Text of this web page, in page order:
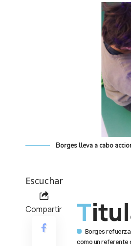
Borges lleva a cabo
Escuchar
Compartir
Borges refuerza
como un referente